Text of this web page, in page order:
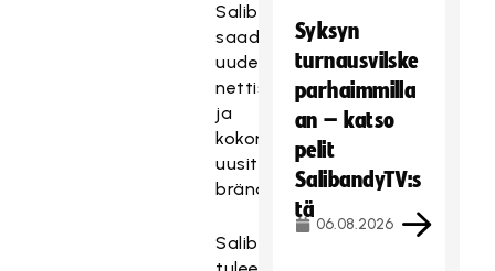
Salibandyliigalle
saadaan
uudet
nettisivut
ja
kokonaan
uusittu
brändi.
Salibandyliiga
Syksyn
turnausvilske
parhaimmilla
an – katso
pelit
SalibandyTV:s
tä
06.08.2026